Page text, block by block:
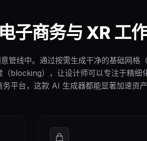
子商务与 XR 工
管线中。通过按需生成干净的基础网格
blocking），让设计师可以专注于精细
平台，这款 AI 生成器都能显著加速资产